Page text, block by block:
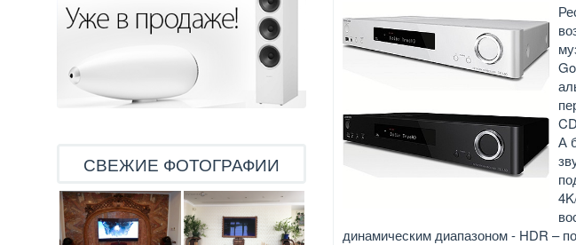
А
динамическим диапазоном - HDR –
СВЕЖИЕ ФОТОГРАФИИ